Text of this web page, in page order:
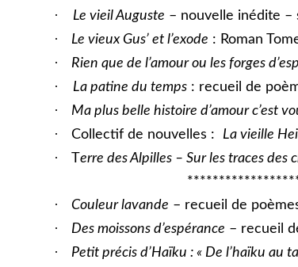
· Le vieil Auguste – nouvelle inédite –
· Le vieux Gus’ et l’exode : Roman
· Rien que de l’amour ou les forges
· La patine du temps : recueil de
· Ma plus belle histoire d’amour c’est
· Collectif de nouvelles : La vieille
· Terre des Alpilles – Sur les traces des
· Couleur lavande – recueil de
· Des moissons d’espérance – recueil
· Petit précis d’Haïku : « De l’haïku au